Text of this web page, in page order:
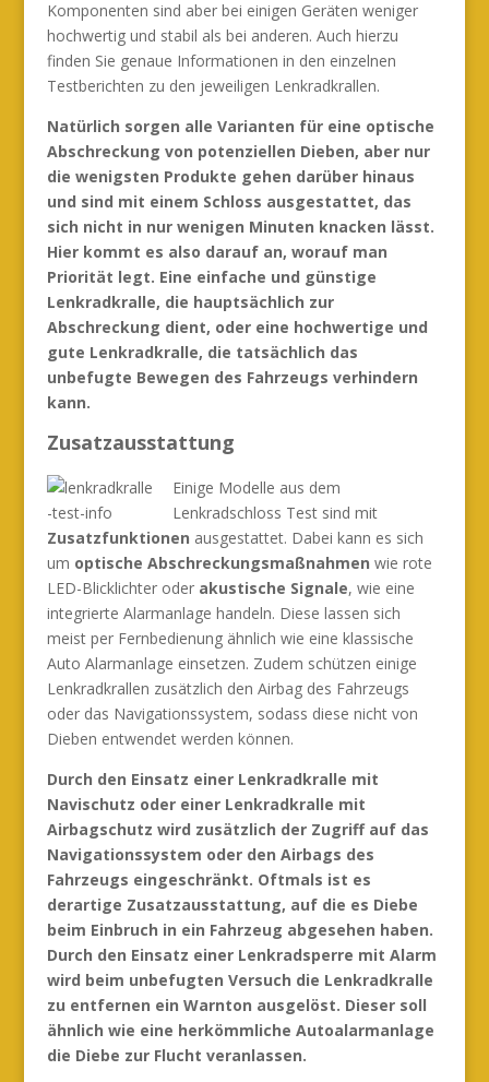
Komponenten sind aber bei einigen Geräten weniger
hochwertig und stabil als bei anderen. Auch hierzu
finden Sie genaue Informationen in den einzelnen
Testberichten zu den jeweiligen Lenkradkrallen.
Natürlich sorgen alle Varianten für eine optische
Abschreckung von potenziellen Dieben, aber nur
die wenigsten Produkte gehen darüber hinaus
und sind mit einem Schloss ausgestattet, das
sich nicht in nur wenigen Minuten knacken lässt.
Hier kommt es also darauf an, worauf man
Priorität legt. Eine einfache und günstige
Lenkradkralle, die hauptsächlich zur
Abschreckung dient, oder eine hochwertige und
gute Lenkradkralle, die tatsächlich das
unbefugte Bewegen des Fahrzeugs verhindern
kann.
Zusatzausstattung
Einige Modelle aus dem
Lenkradschloss Test sind mit
Zusatzfunktionen ausgestattet. Dabei kann es sich
um optische Abschreckungsmaßnahmen wie rote
LED-Blicklichter oder akustische Signale, wie eine
integrierte Alarmanlage handeln. Diese lassen sich
meist per Fernbedienung ähnlich wie eine klassische
Auto Alarmanlage einsetzen. Zudem schützen einige
Lenkradkrallen zusätzlich den Airbag des Fahrzeugs
oder das Navigationssystem, sodass diese nicht von
Dieben entwendet werden können.
Durch den Einsatz einer Lenkradkralle mit
Navischutz oder einer Lenkradkralle mit
Airbagschutz wird zusätzlich der Zugriff auf das
Navigationssystem oder den Airbags des
Fahrzeugs eingeschränkt. Oftmals ist es
derartige Zusatzausstattung, auf die es Diebe
beim Einbruch in ein Fahrzeug abgesehen haben.
Durch den Einsatz einer Lenkradsperre mit Alarm
wird beim unbefugten Versuch die Lenkradkralle
zu entfernen ein Warnton ausgelöst. Dieser soll
ähnlich wie eine herkömmliche Autoalarmanlage
die Diebe zur Flucht veranlassen.